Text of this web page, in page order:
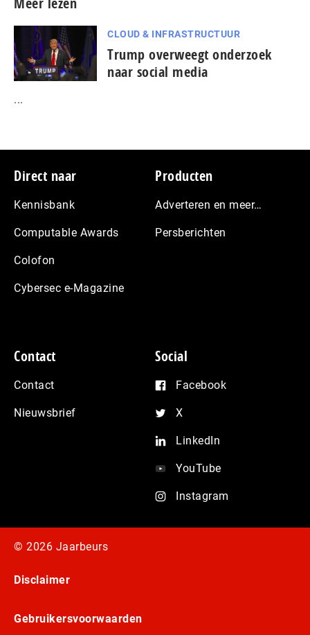
CLOUD & INFRASTRUCTUUR
Trump overweegt onderzoek
naar social media
...
Footer
Direct naar
Kennisbank
Computable Awards
Colofon
Cybersec e-Magazine
Producten
Adverteren en meer…
Persberichten
Contact
Contact
Nieuwsbrief
Social
Facebook
X
LinkedIn
YouTube
Instagram
© 2026 Jaarbeurs
Disclaimer
Gebruikersvoorwaarden